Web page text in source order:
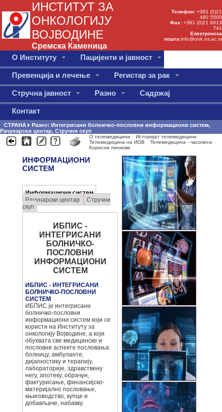
ИНСТИТУТ ЗА
ОНКОЛОГИЈУ
ВОЈВОДИНЕ
Сремска Каменица
Телефон: +381 (0)21
480 5500
Фаx: +381 (0)21 6613
741
Електронска
пошта:info@onk.ns.ac.rs
О Институту Пацијенти и јавност
Превенција и лечење Регистар за рак
Стручна јавност Разно Садржај
Контакт
СТРАНА
Разно: Интегрисани болничко-пословни информациони систем,
Рачунарски центар, Стручни скуп
О телемедицини
Историјат телемедицине
Телемедицина на ИОВ
Телемедицина - часописи
Корисни линкови
ИНФОРМАЦИОНИ
СИСТЕМ
Информациони систем
Рачунарски центар
Стручни
скуп
ИБПИС -
ИНТЕГРИСАНИ
БОЛНИЧКО-
ПОСЛОВНИ
ИНФОРМАЦИОНИ
СИСТЕМ
ИБПИС - ИНТЕГРИСАНИ
БОЛНИЧКО-ПОСЛОВНИ
СИСТЕМ
ИБПИС је интегрисани
болничко-пословни
информациони систем који се
користи на Институту за
онкологију Војводине, а који
обухвата све медицинске и
пословне аспекте пословања:
болницу, амбуланте,
дијагностику и терапију,
лабораторије, здравствену
негу, апотеку, обрачун,
фактурисање, финансијско-
материјално пословање,
књиговодство, купце и
добављаче, набавку.